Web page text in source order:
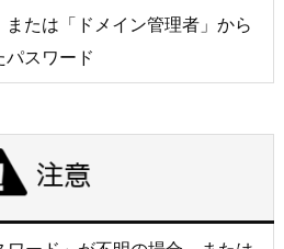
または「ドメイン管理者」から
パスワード